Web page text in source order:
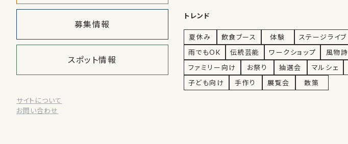
募集情報
スポット情報
サイトについて
お問い合わせ
トレンド
夏休み 飲食ブース 体験 ステージライブ
雨でもOK
伝統芸能 ワークショップ 風物詩
ファミリー向け
お祭り 抽選会 マルシェ
子ども向け
手作り 展覧会 散策